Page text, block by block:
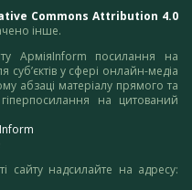
Commons Attribution 4.0
інше.
АрміяInform посилання на
суб’єктів у сфері онлайн-медіа
абзаці матеріалу прямого та
на цитований
сайту надсилайте на адресу: